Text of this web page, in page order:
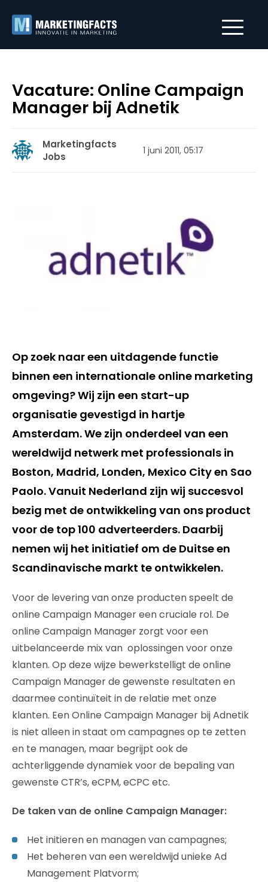
Vacature: Online Campaign
Manager bij Adnetik
Marketingfacts
Jobs
1 juni 2011, 05:17
Op zoek naar een uitdagende functie
binnen een internationale online marketing
omgeving? Wij zijn een start-up
organisatie gevestigd in hartje
Amsterdam. We zijn onderdeel van een
wereldwijd netwerk met professionals in
Boston, Madrid, Londen, Mexico City en Sao
Paolo. Vanuit Nederland zijn wij succesvol
bezig met de ontwikkeling van ons product
voor de top 100 adverteerders. Daarbij
nemen wij het initiatief om de Duitse en
Scandinavische markt te ontwikkelen.
Voor de levering van onze producten speelt de
online Campaign Manager een cruciale rol. De
online Campaign Manager zorgt voor een
uitbelanceerde mix van oplossingen voor onze
klanten. Op deze wijze bewerkstelligt de online
Campaign Manager de gewenste resultaten en
daarmee continuïteit in de relatie met onze
klanten. Een Online Campaign Manager bij Adnetik
is niet alleen in staat om campagnes op te zetten
en te managen, maar begrijpt ook de
achterliggende dynamiek voor de bepaling van
gewenste CTR’s, eCPM, eCPC etc.
De taken van de online Campaign Manager:
Het initieren en managen van campagnes;
Het beheren van een wereldwijd unieke Ad
Management Platvorm;